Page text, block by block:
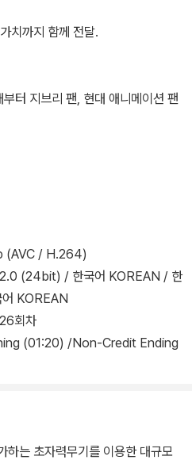
치까지 함께 전달.
터 지브리 팬, 현대 애니메이션 팬
(AVC / H.264)
(24bit) / 한국어 KOREAN / 한
KOREAN
회차
(01:20) /Non-Credit Ending
는 초자력무기를 이용한 대규모